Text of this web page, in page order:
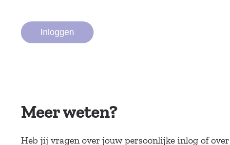
Inloggen
Meer weten?
Heb jij vragen over jouw persoonlijke inlog of